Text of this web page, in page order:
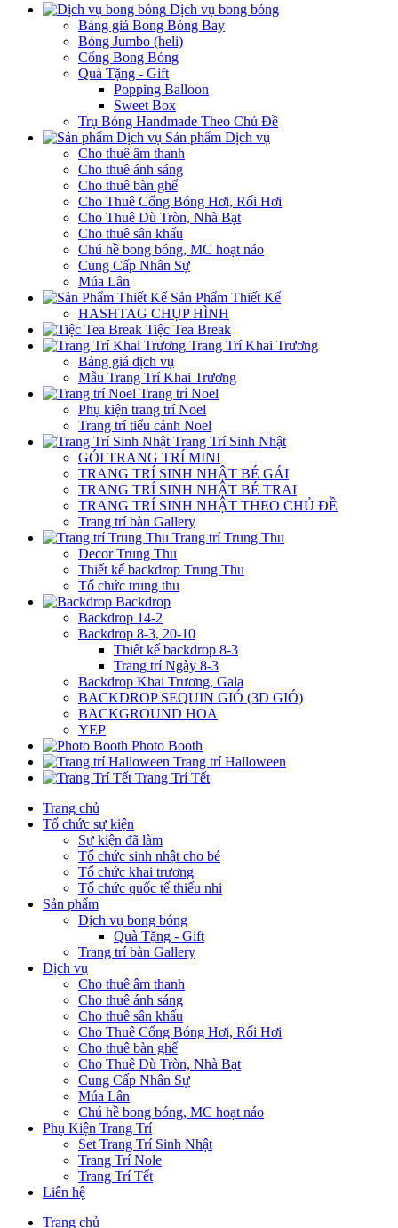
Dịch vụ bong bóng
Bảng giá Bong Bóng Bay
Bóng Jumbo (heli)
Cổng Bong Bóng
Quà Tặng - Gift
Popping Balloon
Sweet Box
Trụ Bóng Handmade Theo Chủ Đề
Sản phẩm Dịch vụ
Cho thuê âm thanh
Cho thuê ánh sáng
Cho thuê bàn ghế
Cho Thuê Cổng Bóng Hơi, Rối Hơi
Cho Thuê Dù Tròn, Nhà Bạt
Cho thuê sân khấu
Chú hề bong bóng, MC hoạt náo
Cung Cấp Nhân Sự
Múa Lân
Sản Phẩm Thiết Kế
HASHTAG CHỤP HÌNH
Tiệc Tea Break
Trang Trí Khai Trương
Bảng giá dịch vụ
Mẫu Trang Trí Khai Trương
Trang trí Noel
Phụ kiện trang trí Noel
Trang trí tiểu cảnh Noel
Trang Trí Sinh Nhật
GÓI TRANG TRÍ MINI
TRANG TRÍ SINH NHẬT BÉ GÁI
TRANG TRÍ SINH NHẬT BÉ TRAI
TRANG TRÍ SINH NHẬT THEO CHỦ ĐỀ
Trang trí bàn Gallery
Trang trí Trung Thu
Decor Trung Thu
Thiết kế backdrop Trung Thu
Tổ chức trung thu
Backdrop
Backdrop 14-2
Backdrop 8-3, 20-10
Thiết kế backdrop 8-3
Trang trí Ngày 8-3
Backdrop Khai Trương, Gala
BACKDROP SEQUIN GIÓ (3D GIÓ)
BACKGROUND HOA
YEP
Photo Booth
Trang trí Halloween
Trang Trí Tết
Trang chủ
Tổ chức sự kiện
Sự kiện đã làm
Tổ chức sinh nhật cho bé
Tổ chức khai trương
Tổ chức quốc tế thiếu nhi
Sản phẩm
Dịch vụ bong bóng
Quà Tặng - Gift
Trang trí bàn Gallery
Dịch vụ
Cho thuê âm thanh
Cho thuê ánh sáng
Cho thuê sân khấu
Cho Thuê Cổng Bóng Hơi, Rối Hơi
Cho thuê bàn ghế
Cho Thuê Dù Tròn, Nhà Bạt
Cung Cấp Nhân Sự
Múa Lân
Chú hề bong bóng, MC hoạt náo
Phụ Kiện Trang Trí
Set Trang Trí Sinh Nhật
Trang Trí Nole
Trang Trí Tết
Liên hệ
Trang chủ